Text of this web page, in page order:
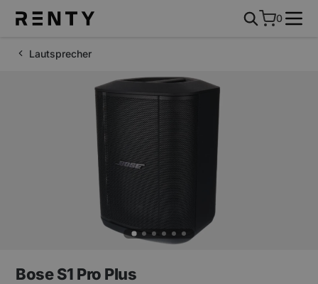
0
Lautsprecher
Bose S1 Pro Plus